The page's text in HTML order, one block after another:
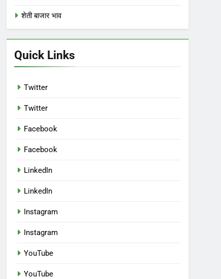
शेती बाजार भाव
Quick Links
Twitter
Twitter
Facebook
Facebook
LinkedIn
LinkedIn
Instagram
Instagram
YouTube
YouTube